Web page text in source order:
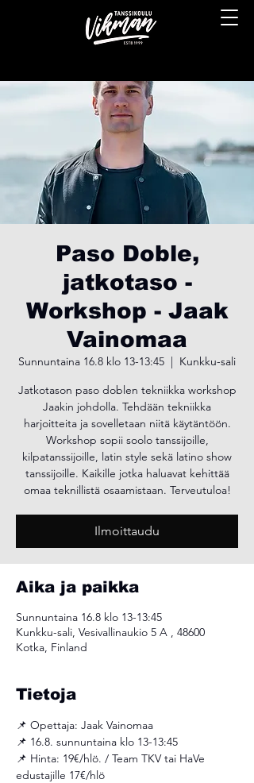
Paso Doble,
jatkotaso -
Workshop - Jaak
Vainomaa
Sunnuntaina 16.8 klo 13-13:45
  |
Kunkku-sali
Jatkotason paso doblen tekniikka workshop
Jaakin johdolla. Tehdään tekniikka
harjoitteita ja sovelletaan niitä käytäntöön.
Workshop sopii soolo tanssijoille,
kilpatanssijoille, latin style sekä latino show
tanssijoille. Kaikille jotka haluavat kehittää
omaa teknillistä osaamistaan. Terveutuloa!
Ilmoittaudu
Aika ja paikka
Sunnuntaina 16.8 klo 13-13:45
Kunkku-sali, Vesivallinaukio 5 A , 48600
Kotka, Finland
Tietoja
📌 Opettaja: Jaak Vainomaa
📌 16.8. sunnuntaina klo 13-13:45
📌 Hinta: 19€/hlö. / Team TKV tai HaVe
edustajille 17€/hlö